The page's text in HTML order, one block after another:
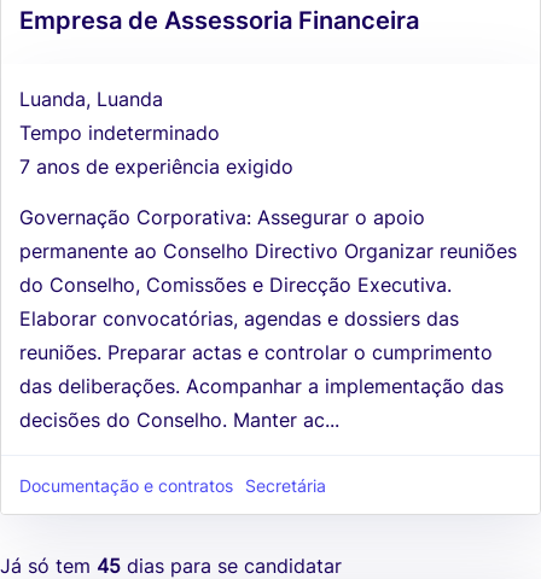
Empresa de Assessoria Financeira
Luanda, Luanda
Tempo indeterminado
7 anos de experiência exigido
Governação Corporativa: Assegurar o apoio
permanente ao Conselho Directivo Organizar reuniões
do Conselho, Comissões e Direcção Executiva.
Elaborar convocatórias, agendas e dossiers das
reuniões. Preparar actas e controlar o cumprimento
das deliberações. Acompanhar a implementação das
decisões do Conselho. Manter ac...
Documentação e contratos Secretária
Já só tem 45 dias para se candidatar